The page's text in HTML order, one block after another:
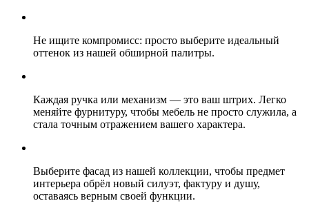
Не ищите компромисс: просто выберите идеальный
оттенок из нашей обширной палитры.
Каждая ручка или механизм — это ваш штрих. Легко
меняйте фурнитуру, чтобы мебель не просто служила, а
стала точным отражением вашего характера.
Выберите фасад из нашей коллекции, чтобы предмет
интерьера обрёл новый силуэт, фактуру и душу,
оставаясь верным своей функции.